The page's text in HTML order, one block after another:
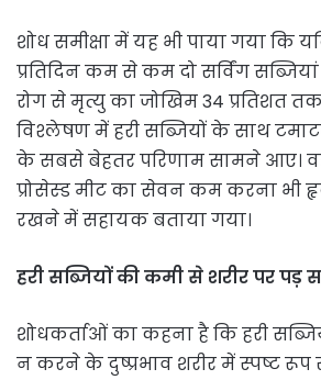
शोध समीक्षा में यह भी पाया गया कि
प्रतिदिन कम से कम दो सर्विंग
रोग से मृत्यु का जोखिम 34 प्रतिशत
विश्लेषण में हरी सब्जियों के साथ
के सबसे बेहतर परिणाम सामने आए।
प्रोसेस्ड मीट का सेवन कम करना भी
रखने में सहायक बताया गया।
हरी सब्जियों की कमी से शरीर पर पड़
शोधकर्ताओं का कहना है कि हरी
न करने के दुष्प्रभाव शरीर में स्पष्ट